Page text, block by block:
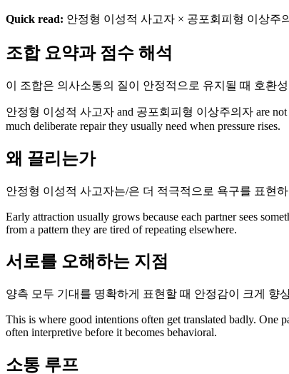
Quick read: 안정형 이성적 사고자 × 공포회피형 이상주
조합 요약과 점수 해석
이 조합은 의사소통의 질이 안정적으로 유지될 때 호환
안정형 이성적 사고자 and 공포회피형 이상주의자 are not
much deliberate repair they usually need when pressure rises.
왜 끌리는가
안정형 이성적 사고자는/은 더 적극적으로 욕구를 표현
Early attraction usually grows because each partner sees
from a pattern they are tired of repeating elsewhere.
서로를 오해하는 지점
양측 모두 기대를 명확하게 표현할 때 안정감이 크게 향
This is where good intentions often get translated badly. One
often interpretive before it becomes behavioral.
소통 루프